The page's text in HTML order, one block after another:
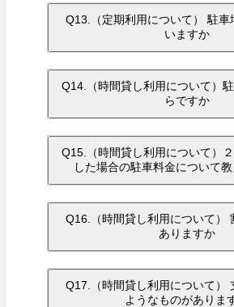
Q13.（定期利用について） 駐車
いますか
Q14.（時間貸し利用について）
らですか
Q15.（時間貸し利用について）
した場合の駐車料金について
Q16.（時間貸し利用について）
ありますか
Q17.（時間貸し利用について）
ようなものがありま